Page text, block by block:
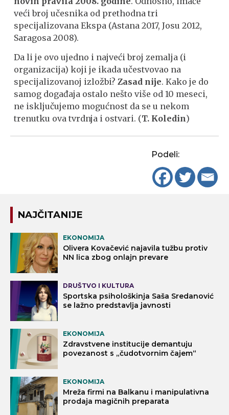
veći broj učesnika od prethodna tri
specijalizovana Ekspa (Astana 2017, Josu 2012,
Saragosa 2008).
Da li je ovo ujedno i najveći broj zemalja (i
organizacija) koji je ikada učestvovao na
specijalizovanoj izložbi?Zasad nije. Kako je do
samog događaja ostalo nešto više od 10 meseci,
ne isključujemo mogućnost da se u nekom
trenutku ova tvrdnja i ostvari. (T. Koledin)
Podeli:
NAJČITANIJE
EKONOMIJA
Olivera Kovačević najavila tužbu protiv
NN lica zbog onlajn prevare
DRUŠTVO I KULTURA
Sportska psihološkinja Saša Sredanović
se lažno predstavlja javnosti
EKONOMIJA
Zdravstvene institucije demantuju
povezanost s „čudotvornim čajem“
EKONOMIJA
Mreža firmi na Balkanu i manipulativna
prodaja magičnih preparata